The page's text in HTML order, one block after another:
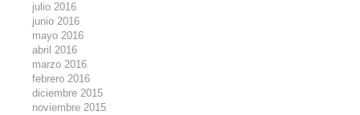
julio 2016
junio 2016
mayo 2016
abril 2016
marzo 2016
febrero 2016
diciembre 2015
noviembre 2015